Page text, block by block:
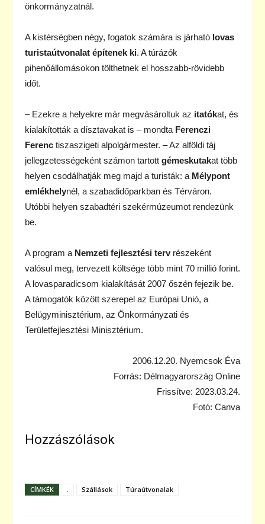
önkormányzatnál.
A kistérségben négy, fogatok számára is járható lovas
turistaútvonalat építenek ki. A túrázók
pihenőállomásokon tölthetnek el hosszabb-rövidebb
időt.
– Ezekre a helyekre már megvásároltuk az itatókat, és
kialakították a dísztavakat is – mondta Ferenczi
Ferenc tiszaszigeti alpolgármester. – Az alföldi táj
jellegzetességeként számon tartott gémeskutakat több
helyen csodálhatják meg majd a turisták: a Mélypont
emlékhelynél, a szabadidőparkban és Térváron.
Utóbbi helyen szabadtéri szekérmúzeumot rendezünk
be.
A program a Nemzeti fejlesztési tervrészeként
valósul meg, tervezett költsége több mint 70 millió forint.
A lovasparadicsom kialakítását 2007 őszén fejezik be.
A támogatók között szerepel az Európai Unió, a
Belügyminisztérium, az Önkormányzati és
Területfejlesztési Minisztérium.
2006.12.20. Nyemcsok Éva
Forrás: Délmagyarország Online
Frissítve: 2023.03.24.
Fotó: Canva
Hozzászólások
CÍMKÉK Szállások Túraútvonalak